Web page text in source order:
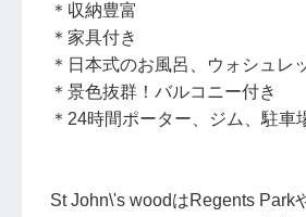
＊収納豊富
＊家具付き
＊日本式のお風呂、ウォシュレ
＊景色抜群！バルコニー付き
＊24時間ポーター、ジム、駐車
St John\'s woodはRegents Park